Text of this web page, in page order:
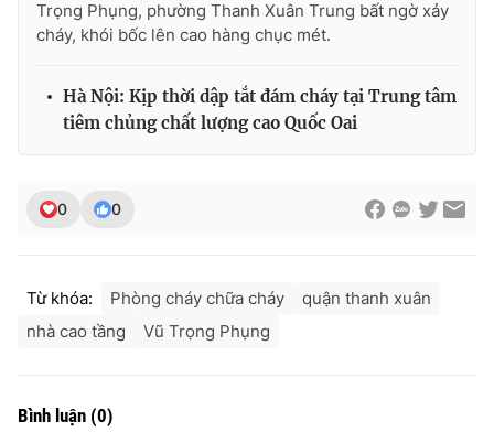
THỜI BÁO VTV
Theo dõi báo trên
Cơ quan báo chí:Thời báo VTV
Giấy phép hoạt động báo in và báo điện tử số 483/GP-BTTTT
Phó Tổng Biên tập:
Trọng Phụng, phường Thanh Xuân Trung bất ngờ xảy
cháy, khói bốc lên cao hàng chục mét.
Hà Nội: Kịp thời dập tắt đám cháy tại Trung tâm
tiêm chủng chất lượng cao Quốc Oai
0 0
Từ khóa: Phòng cháy chữa cháy
quận thanh xuân
nhà cao tầng
Vũ Trọng Phụng
Bình luận (0)